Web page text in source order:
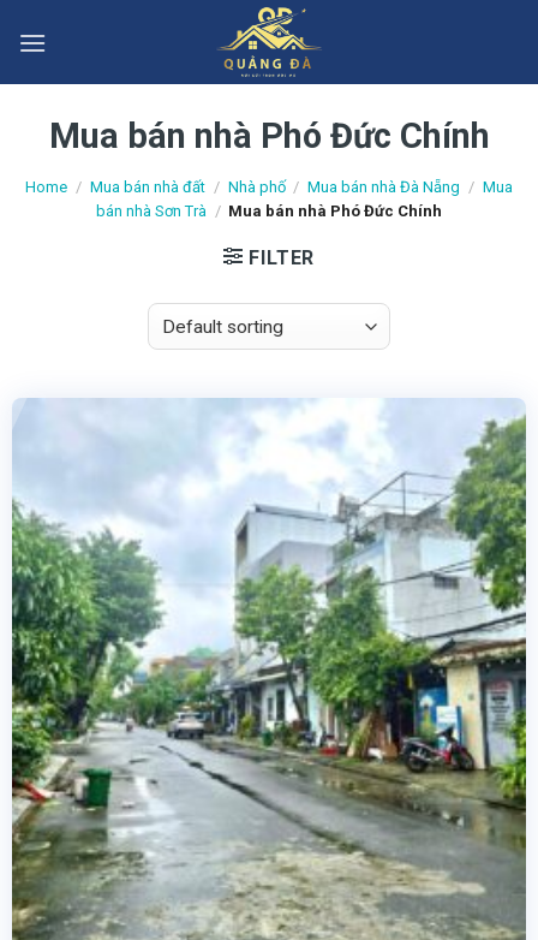
Mua bán nhà Phó Đức Chính
Home / Mua bán nhà đất / Nhà phố / Mua bán nhà Đà Nẵng / Mua
bán nhà Sơn Trà / Mua bán nhà Phó Đức Chính
FILTER